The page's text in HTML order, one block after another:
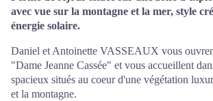
avec vue sur la montagne et la mer, style
énergie solaire.
Daniel et Antoinette VASSEAUX vous
"Dame Jeanne Cassée" et vous accueillent
spacieux situés au coeur d'une végétation
et la montagne.